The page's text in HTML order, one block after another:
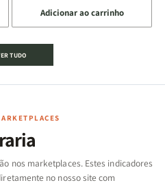
quantidade
de
Jogo
|
de
quantidade
de
|
Adicionar ao carrinho
TUDO
nos marketplaces. Estes indicadores
no nosso site com